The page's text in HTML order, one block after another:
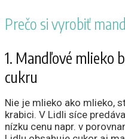
Prečo si vyrobiť
1. Mandľové mlieko
cukru
Nie je mlieko ako mlieko,
krabici. V Lidli síce
nízku cenu napr. v